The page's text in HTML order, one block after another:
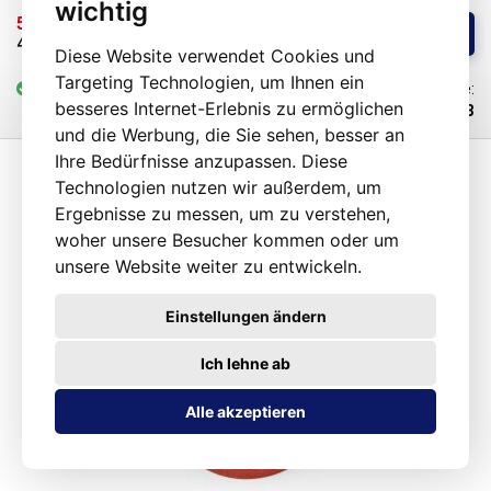
wichtig
Diese Website verwendet Cookies und
Targeting Technologien, um Ihnen ein
besseres Internet-Erlebnis zu ermöglichen
und die Werbung, die Sie sehen, besser an
Ihre Bedürfnisse anzupassen. Diese
Technologien nutzen wir außerdem, um
Ergebnisse zu messen, um zu verstehen,
woher unsere Besucher kommen oder um
unsere Website weiter zu entwickeln.
Alle akzeptieren
Ich lehne ab
Einstellungen ändern
Wellenlöten auf. Es erzeugt jedoch mehr Schlacke bei länger
anhaltenden höheren Temperaturbelastungen während des Lötens, ist
spröder als SnPb und weist eine höhere Kupferauflösung während des
Reflows auf.
57,64 € / St.
48,03 €
vorrätig 6-25 St.
Code:
101293